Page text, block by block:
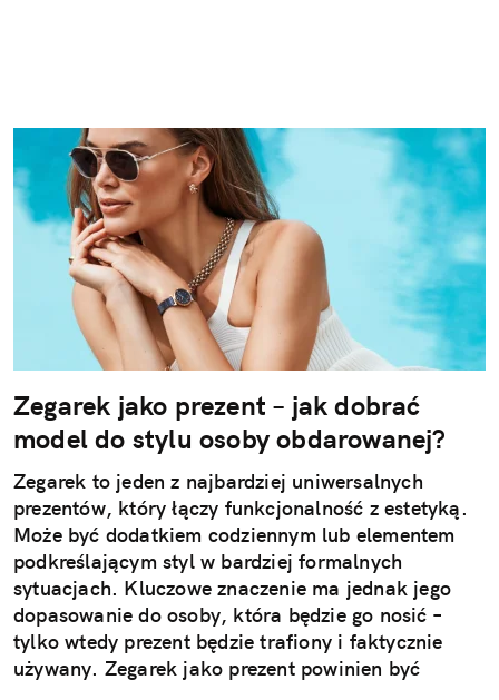
Zegarek jako prezent – jak dobrać
model do stylu osoby obdarowanej?
Zegarek to jeden z najbardziej uniwersalnych
prezentów, który łączy funkcjonalność z estetyką.
Może być dodatkiem codziennym lub elementem
podkreślającym styl w bardziej formalnych
sytuacjach. Kluczowe znaczenie ma jednak jego
dopasowanie do osoby, która będzie go nosić –
tylko wtedy prezent będzie trafiony i faktycznie
używany. Zegarek jako prezent powinien być